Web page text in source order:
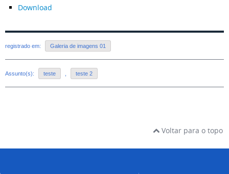
Download
registrado em: Galeria de imagens 01
Assunto(s): teste teste 2
Voltar para o topo